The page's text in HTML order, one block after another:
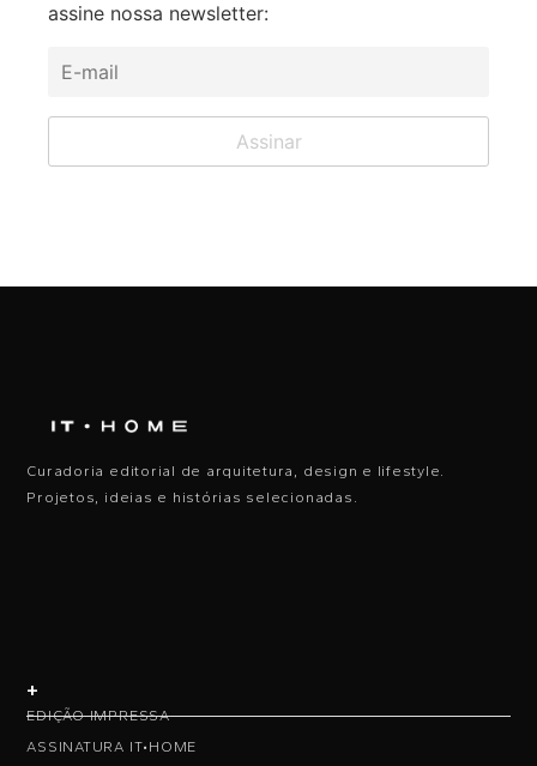
assine nossa newsletter:
Curadoria editorial de arquitetura, design e lifestyle.
Projetos, ideias e histórias selecionadas.
+
EDIÇÃO IMPRESSA
ASSINATURA IT•HOME